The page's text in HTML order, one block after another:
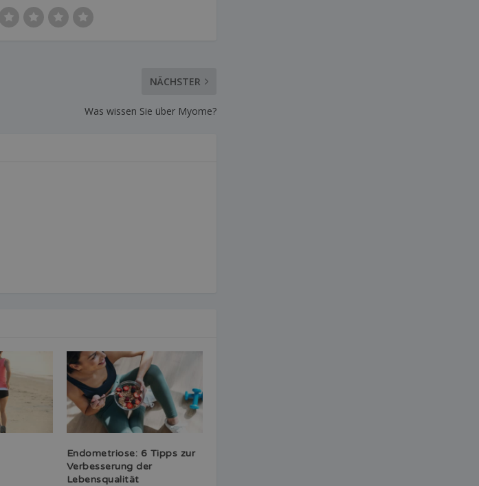
NÄCHSTER
Was wissen Sie über Myome?
Endometriose: 6 Tipps zur
Verbesserung der
Lebensqualität